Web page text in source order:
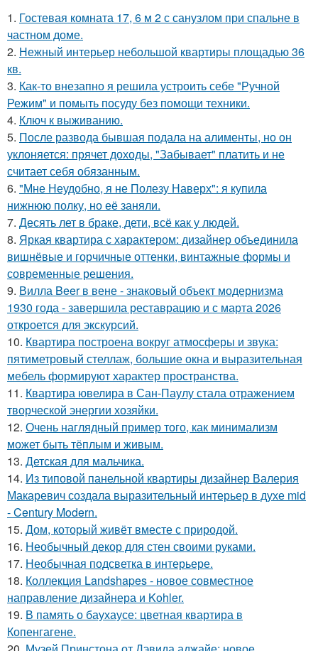
1. Гостевая комната 17, 6 м 2 с санузлом при спальне в
частном доме.
2. Нежный интерьер небольшой квартиры площадью 36
кв.
3. Как-то внезапно я решила устроить себе "Ручной
Режим" и помыть посуду без помощи техники.
4. Ключ к выживанию.
5. После развода бывшая подала на алименты, но он
уклоняется: прячет доходы, "Забывает" платить и не
считает себя обязанным.
6. "Мне Неудобно, я не Полезу Наверх": я купила
нижнюю полку, но её заняли.
7. Десять лет в браке, дети, всё как у людей.
8. Яркая квартира с характером: дизайнер объединила
вишнёвые и горчичные оттенки, винтажные формы и
современные решения.
9. Вилла Beer в вене - знаковый объект модернизма
1930 года - завершила реставрацию и с марта 2026
откроется для экскурсий.
10. Квартира построена вокруг атмосферы и звука:
пятиметровый стеллаж, большие окна и выразительная
мебель формируют характер пространства.
11. Квартира ювелира в Сан-Паулу стала отражением
творческой энергии хозяйки.
12. Очень наглядный пример того, как минимализм
может быть тёплым и живым.
13. Детская для мальчика.
14. Из типовой панельной квартиры дизайнер Валерия
Макаревич создала выразительный интерьер в духе mid
- Century Modern.
15. Дом, который живёт вместе с природой.
16. Необычный декор для стен своими руками.
17. Необычная подсветка в интерьере.
18. Коллекция Landshapes - новое совместное
направление дизайнера и Kohler.
19. В память о баухаусе: цветная квартира в
Копенгагене.